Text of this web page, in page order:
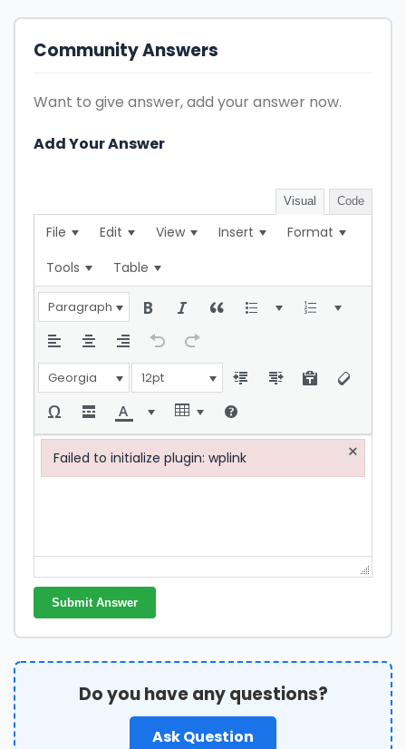
Community Answers
Want to give answer, add your answer now.
Add Your Answer
Visual Code
File Edit View Insert
Format
Tools
Table
Paragraph
Georgia 12pt
Submit Answer
Do you have any questions?
Ask Question
Failed to initialize plugin: wplink ×
Failed to initialize plugin: wplink